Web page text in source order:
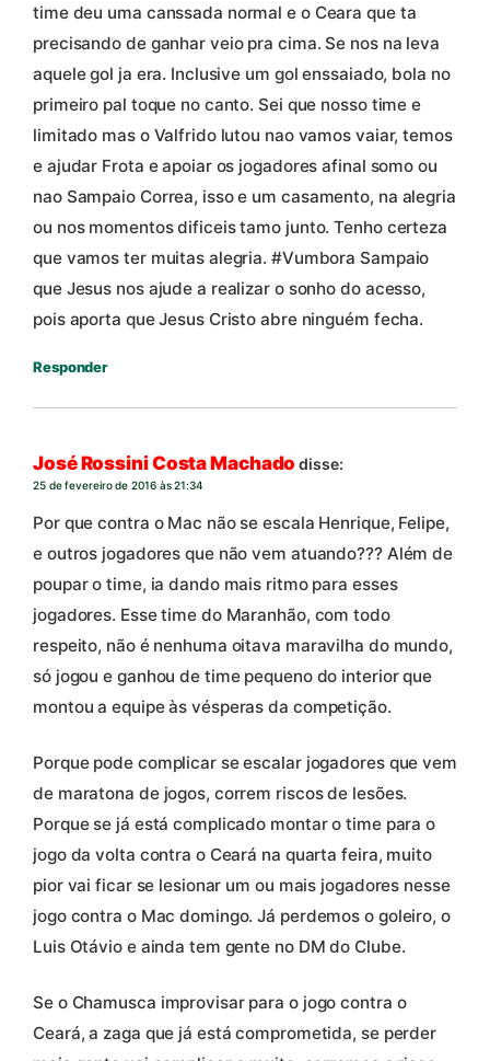
time deu uma canssada normal e o Ceara que ta
precisando de ganhar veio pra cima. Se nos na leva
aquele gol ja era. Inclusive um gol enssaiado, bola no
primeiro pal toque no canto. Sei que nosso time e
limitado mas o Valfrido lutou nao vamos vaiar, temos
e ajudar Frota e apoiar os jogadores afinal somo ou
nao Sampaio Correa, isso e um casamento, na alegria
ou nos momentos dificeis tamo junto. Tenho certeza
que vamos ter muitas alegria. #Vumbora Sampaio
que Jesus nos ajude a realizar o sonho do acesso,
pois aporta que Jesus Cristo abre ninguém fecha.
Responder
José Rossini Costa Machado disse:
25 de fevereiro de 2016 às 21:34
Por que contra o Mac não se escala Henrique, Felipe,
e outros jogadores que não vem atuando??? Além de
poupar o time, ia dando mais ritmo para esses
jogadores. Esse time do Maranhão, com todo
respeito, não é nenhuma oitava maravilha do mundo,
só jogou e ganhou de time pequeno do interior que
montou a equipe às vésperas da competição.
Porque pode complicar se escalar jogadores que vem
de maratona de jogos, correm riscos de lesões.
Porque se já está complicado montar o time para o
jogo da volta contra o Ceará na quarta feira, muito
pior vai ficar se lesionar um ou mais jogadores nesse
jogo contra o Mac domingo. Já perdemos o goleiro, o
Luis Otávio e ainda tem gente no DM do Clube.
Se o Chamusca improvisar para o jogo contra o
Ceará, a zaga que já está comprometida, se perder